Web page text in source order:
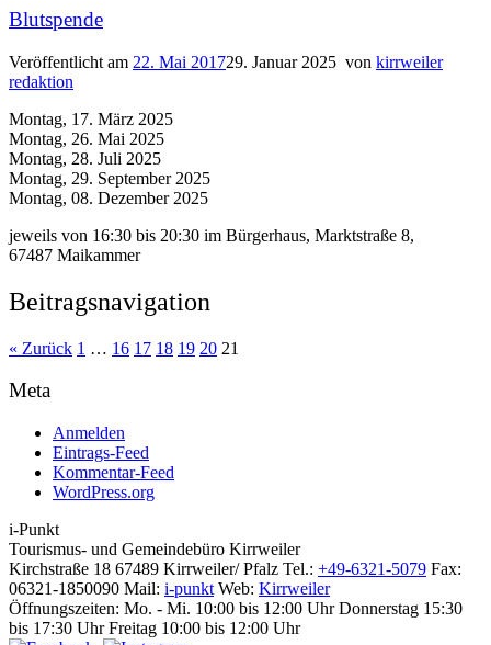
Blutspende
Veröffentlicht am 22. Mai 201729. Januar 2025 von kirrweiler
redaktion
Montag, 17. März 2025
Montag, 26. Mai 2025
Montag, 28. Juli 2025
Montag, 29. September 2025
Montag, 08. Dezember 2025
jeweils von 16:30 bis 20:30 im Bürgerhaus, Marktstraße 8,
67487 Maikammer
Beitragsnavigation
« Zurück 1 … 16 17 18 19 20 21
Meta
Anmelden
Eintrags-Feed
Kommentar-Feed
WordPress.org
i-Punkt
Tourismus- und Gemeindebüro Kirrweiler
Kirchstraße 18 67489 Kirrweiler/ Pfalz Tel.: +49-6321-5079 Fax:
06321-1850090 Mail: i-punkt Web: Kirrweiler
Öffnungszeiten: Mo. - Mi. 10:00 bis 12:00 Uhr Donnerstag 15:30
bis 17:30 Uhr Freitag 10:00 bis 12:00 Uhr